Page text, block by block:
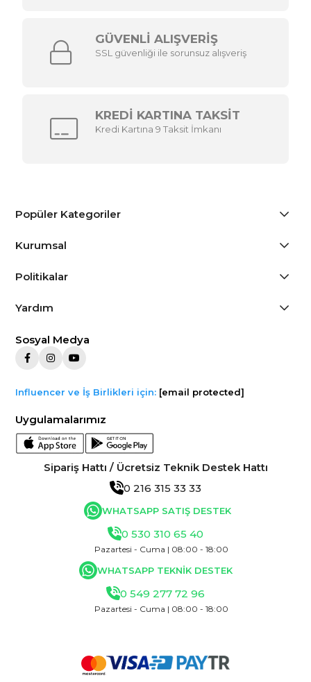
GÜVENLİ ALIŞVERİŞ
SSL güvenliği ile sorunsuz alışveriş
KREDİ KARTINA TAKSİT
Kredi Kartına 9 Taksit İmkanı
Popüler Kategoriler
Kurumsal
Politikalar
Yardım
Sosyal Medya
Influencer ve İş Birlikleri için: [email protected]
Uygulamalarımız
Sipariş Hattı / Ücretsiz Teknik Destek Hattı
0 216 315 33 33
WHATSAPP SATIŞ DESTEK
0 530 310 65 40
Pazartesi - Cuma | 08:00 - 18:00
WHATSAPP TEKNİK DESTEK
0 549 277 72 96
Pazartesi - Cuma | 08:00 - 18:00